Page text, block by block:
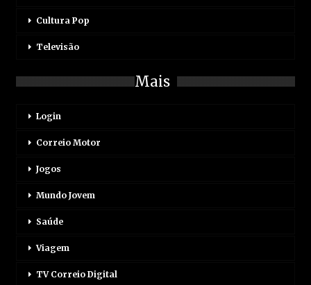
Cultura Pop
Televisão
Mais
Login
Correio Motor
Jogos
Mundo Jovem
Saúde
Viagem
TV Correio Digital